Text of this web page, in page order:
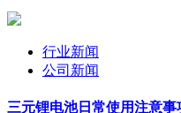
行业新闻
公司新闻
三元锂电池日常使用注意事